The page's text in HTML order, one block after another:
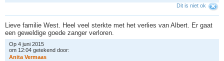
Dit is niet ok
Lieve familie West. Heel veel sterkte met het verlies van Albert. Er gaat
een geweldige goede zanger verloren.
Op 4 juni 2015
om 12:04 getekend door:
Anita Vermaas